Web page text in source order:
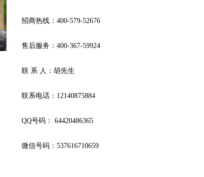
招商热线：400-579-52676
售后服务：400-367-59924
联 系 人：胡先生
联系电话：12140875884
QQ号码： 64420486365
微信号码：537616710659